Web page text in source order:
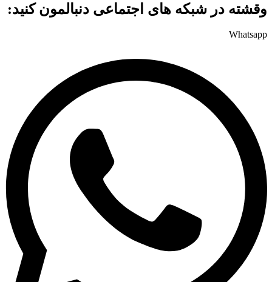
وقشته در شبکه های اجتماعی دنبالمون کنید:
Whatsapp